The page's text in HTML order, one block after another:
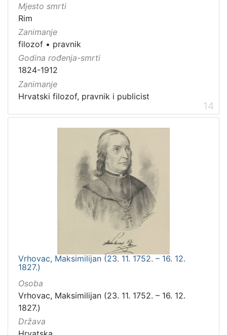
Mjesto smrti
Rim
Zanimanje
filozof • pravnik
Godina rođenja-smrti
1824-1912
Zanimanje
Hrvatski filozof, pravnik i publicist
14
Vrhovac, Maksimilijan (23. 11. 1752. – 16. 12.
1827.)
Osoba
Vrhovac, Maksimilijan (23. 11. 1752. – 16. 12.
1827.)
Država